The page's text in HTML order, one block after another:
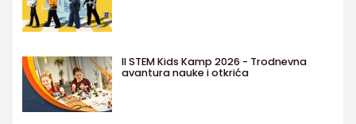
II STEM Kids Kamp 2026 - Trodnevna
avantura nauke i otkrića